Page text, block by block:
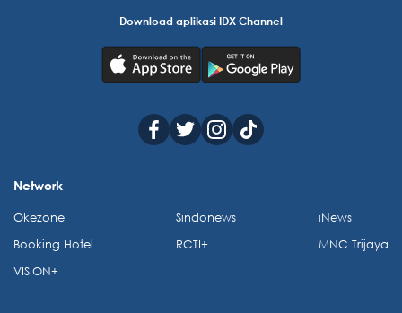
Download aplikasi IDX Channel
Network
Okezone
Booking Hotel
VISION+
Sindonews
RCTI+
iNews
MNC Trijaya